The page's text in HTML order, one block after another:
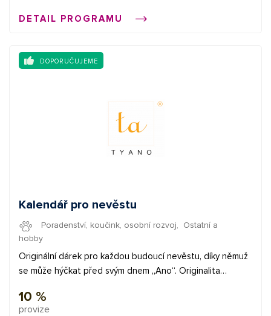
DETAIL PROGRAMU
DOPORUČUJEME
Kalendář pro nevěstu
Poradenství, koučink, osobní rozvoj, Ostatní a
hobby
Originální dárek pro každou budoucí nevěstu, díky němuž
se může hýčkat před svým dnem „Ano“. Originalita
10 %
provize